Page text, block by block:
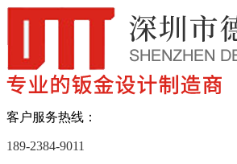
客户服务热线：
189-2384-9011